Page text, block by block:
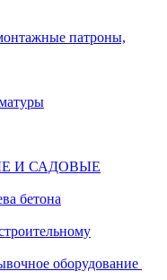
патроны,
И САДОВЫЕ
бетона
оборудование